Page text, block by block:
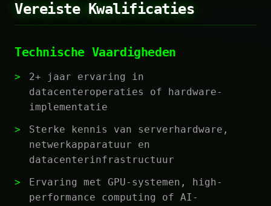
Vereiste Kwalificaties
Technische Vaardigheden
2+ jaar ervaring in
datacenteroperaties of hardware-
implementatie
Sterke kennis van serverhardware,
netwerkapparatuur en
datacenterinfrastructuur
Ervaring met GPU-systemen, high-
performance computing of AI-